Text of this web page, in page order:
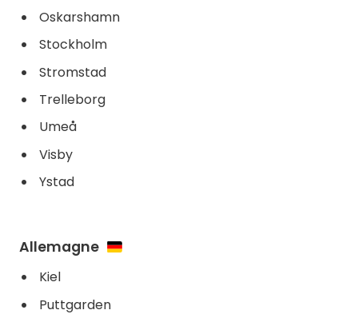
Oskarshamn
Stockholm
Stromstad
Trelleborg
Umeå
Visby
Ystad
Allemagne
Kiel
Puttgarden